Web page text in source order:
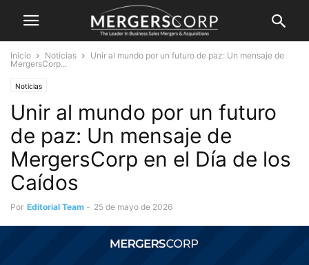
Inicio Noticias
Unir al mundo por un futuro de paz: Un mensaje de
MergersCorp...
Noticias
Unir al mundo por un futuro
de paz: Un mensaje de
MergersCorp en el Día de los
Caídos
Por Editorial Team - 25 de mayo de 2026